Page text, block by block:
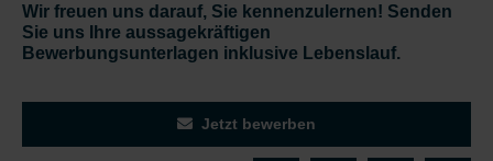
Wir freuen uns darauf, Sie kennenzulernen! Senden
Sie uns Ihre aussagekräftigen
Bewerbungsunterlagen inklusive Lebenslauf.
Jetzt bewerben